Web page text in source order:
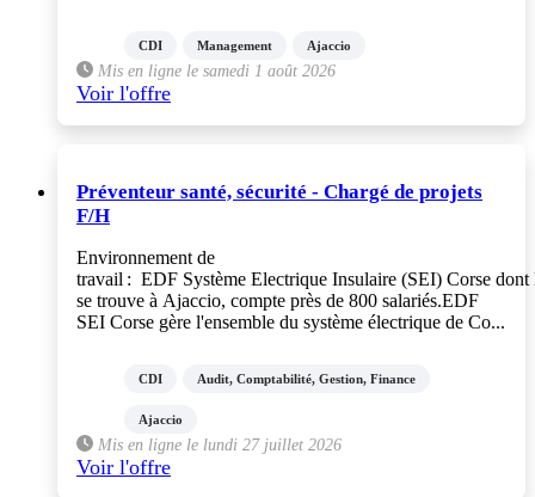
CDI Management Ajaccio
Mis en ligne le samedi 1 août 2026
Voir l'offre
Préventeur santé, sécurité - Chargé de projets
F/H
Environnement de
travail : EDF Système Electrique Insulaire (SEI) Corse dont
se trouve à Ajaccio, compte près de 800 salariés.EDF
SEI Corse gère l'ensemble du système électrique de Co...
CDI Audit, Comptabilité, Gestion, Finance
Ajaccio
Mis en ligne le lundi 27 juillet 2026
Voir l'offre